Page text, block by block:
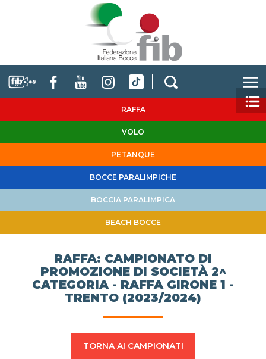
RAFFA
VOLO
PETANQUE
BOCCE PARALIMPICHE
BOCCIA PARALIMPICA
BEACH BOCCE
RAFFA: CAMPIONATO DI
PROMOZIONE DI SOCIETÀ 2^
CATEGORIA - RAFFA GIRONE 1 -
TRENTO (2023/2024)
TORNA AI CAMPIONATI